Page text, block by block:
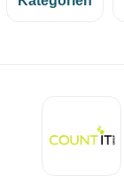
list